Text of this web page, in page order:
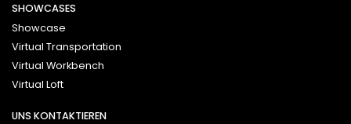
SHOWCASES
Showcase
Virtual Transportation
Virtual Workbench
Virtual Loft
UNS KONTAKTIEREN